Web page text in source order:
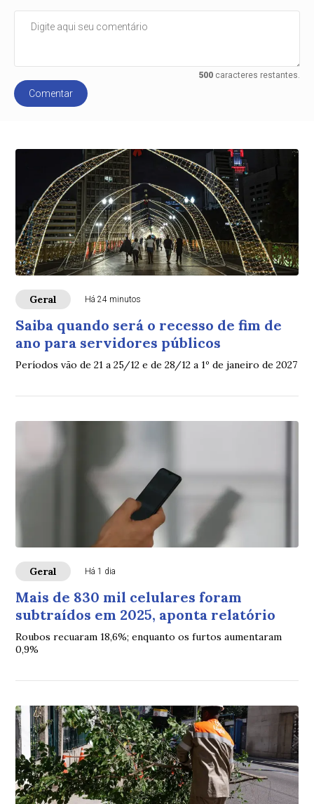
500caracteres restantes.
Comentar
Geral Há 24 minutos
Saiba quando será o recesso de fim de
ano para servidores públicos
Períodos vão de 21 a 25/12 e de 28/12 a 1º de janeiro de 2027
Geral Há 1 dia
Mais de 830 mil celulares foram
subtraídos em 2025, aponta relatório
Roubos recuaram 18,6%; enquanto os furtos aumentaram
0,9%